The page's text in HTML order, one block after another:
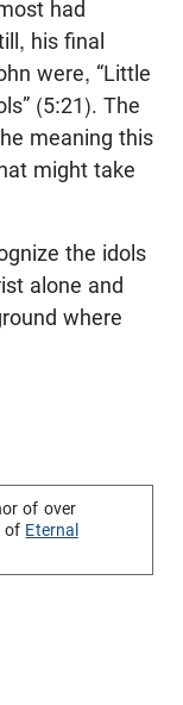
had
his final
were, “Little
(5:21). The
meaning this
might take
the idols
alone and
where
of over
of Eternal